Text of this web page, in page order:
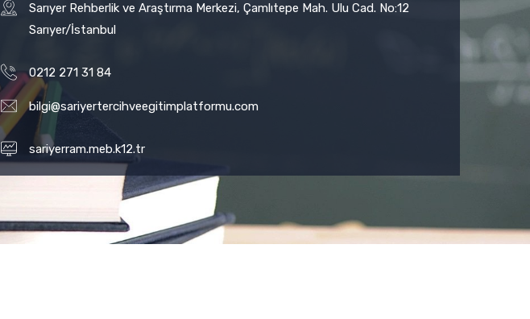
Sarıyer Rehberlik ve Araştırma Merkezi, Çamlıtepe Mah. Ulu Cad. No:12
Sarıyer/İstanbul
0212 271 31 84
bilgi@sariyertercihveegitimplatformu.com
sariyerram.meb.k12.tr